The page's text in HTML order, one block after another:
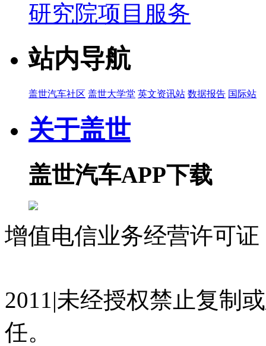
研究院项目服务
站内导航
盖世汽车社区 盖世大学堂 英文资讯站 数据报告 国际站
关于盖世
盖世汽车APP下载
增值电信业务经营许可
2011|未经授权禁止复制
任。